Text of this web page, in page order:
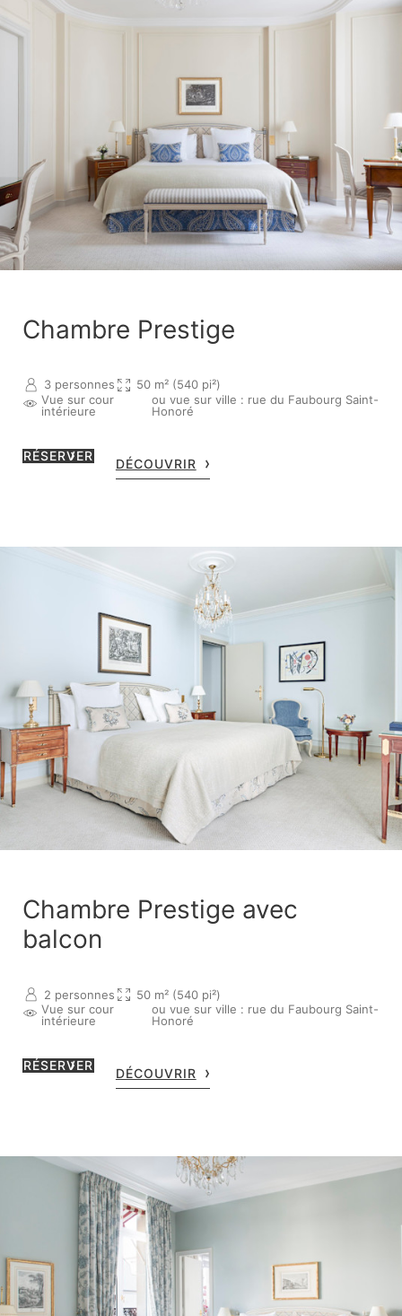
Chambre Prestige
3 personnes
50 m² (540 pi²)
Vue sur cour
intérieure
ou vue sur ville : rue du Faubourg Saint-
Honoré
RÉSERVER
DÉCOUVRIR
Chambre Prestige avec
balcon
2 personnes
50 m² (540 pi²)
Vue sur cour
intérieure
ou vue sur ville : rue du Faubourg Saint-
Honoré
RÉSERVER
DÉCOUVRIR